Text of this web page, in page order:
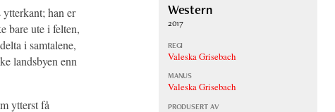
han er
bare ute i felten,
i samtalene,
landsbyen enn
ytterst få
Western
2017
REGI
Valeska Grisebach
MANUS
Valeska Grisebach
PRODUSERT AV